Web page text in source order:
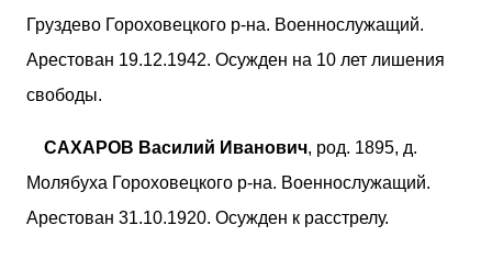
Груздево Гороховецкого р-на. Военнослужащий.
Арестован 19.12.1942. Осужден на 10 лет лишения
свободы.
САХАРОВ Василий Иванович, род. 1895, д.
Молябуха Гороховецкого р-на. Военнослужащий.
Арестован 31.10.1920. Осужден к расстрелу.